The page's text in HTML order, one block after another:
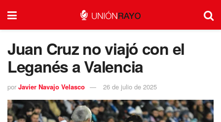
Juan Cruz no viajó con el
Leganés a Valencia
por Javier Navajo Velasco 26 de julio de 2025